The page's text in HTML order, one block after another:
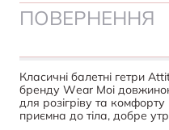
ПОВЕРНЕННЯ
Класичні балетні гетри
бренду Wear Moi
для розігріву та комфорту
приємна до тіла, добре